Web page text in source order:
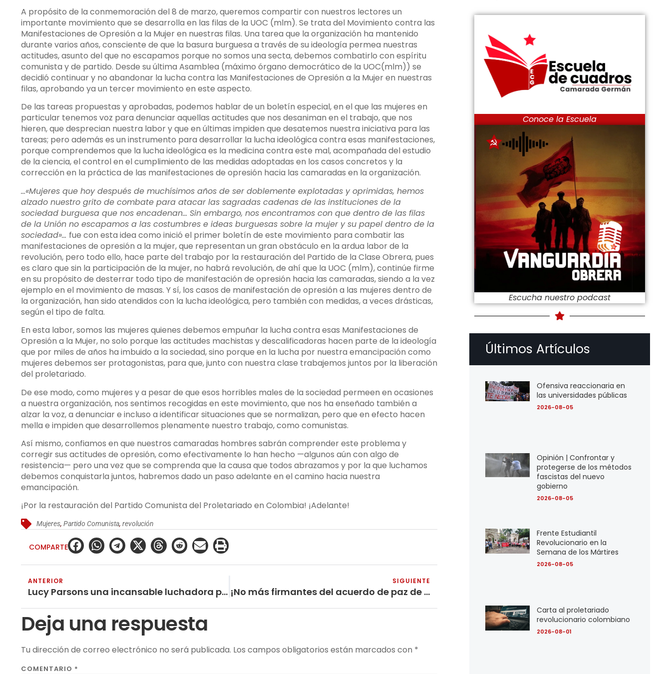
A propósito de la conmemoración del 8 de marzo, queremos compartir con nuestros lectores un
importante movimiento que se desarrolla en las filas de la UOC (mlm). Se trata del Movimiento contra las
Manifestaciones de Opresión a la Mujer en nuestras filas. Una tarea que la organización ha mantenido
durante varios años, consciente de que la basura burguesa a través de su ideología permea nuestras
actitudes, asunto del que no escapamos porque no somos una secta, debemos combatirlo con espíritu
comunista y de partido. Desde su última Asamblea (máximo órgano democrático de la UOC(mlm)) se
decidió continuar y no abandonar la lucha contra las Manifestaciones de Opresión a la Mujer en nuestras
filas, aprobando ya un tercer movimiento en este aspecto.
De las tareas propuestas y aprobadas, podemos hablar de un boletín especial, en el que las mujeres en
particular tenemos voz para denunciar aquellas actitudes que nos desaniman en el trabajo, que nos
hieren, que desprecian nuestra labor y que en últimas impiden que desatemos nuestra iniciativa para las
tareas; pero además es un instrumento para desarrollar la lucha ideológica contra esas manifestaciones,
porque comprendemos que la lucha ideológica es la medicina contra este mal, acompañada del estudio
de la ciencia, el control en el cumplimiento de las medidas adoptadas en los casos concretos y la
corrección en la práctica de las manifestaciones de opresión hacia las camaradas en la organización.
…«Mujeres que hoy después de muchísimos años de ser doblemente explotadas y oprimidas, hemos
alzado nuestro grito de combate para atacar las sagradas cadenas de las instituciones de la
sociedad burguesa que nos encadenan… Sin embargo, nos encontramos con que dentro de las filas
de la Unión no escapamos a las costumbres e ideas burguesas sobre la mujer y su papel dentro de la
sociedad»… fue con esta idea como inició el primer boletín de este movimiento para combatir las
manifestaciones de opresión a la mujer, que representan un gran obstáculo en la ardua labor de la
revolución, pero todo ello, hace parte del trabajo por la restauración del Partido de la Clase Obrera, pues
es claro que sin la participación de la mujer, no habrá revolución, de ahí que la UOC (mlm), continúe firme
en su propósito de desterrar todo tipo de manifestación de opresión hacia las camaradas, siendo a la vez
ejemplo en el movimiento de masas. Y sí, los casos de manifestación de opresión a las mujeres dentro de
la organización, han sido atendidos con la lucha ideológica, pero también con medidas, a veces drásticas,
según el tipo de falta.
En esta labor, somos las mujeres quienes debemos empuñar la lucha contra esas Manifestaciones de
Opresión a la Mujer, no solo porque las actitudes machistas y descalificadoras hacen parte de la ideología
que por miles de años ha imbuido a la sociedad, sino porque en la lucha por nuestra emancipación como
mujeres debemos ser protagonistas, para que, junto con nuestra clase trabajemos juntos por la liberación
del proletariado.
De ese modo, como mujeres y a pesar de que esos horribles males de la sociedad permeen en ocasiones
a nuestra organización, nos sentimos recogidas en este movimiento, que nos ha enseñado también a
alzar la voz, a denunciar e incluso a identificar situaciones que se normalizan, pero que en efecto hacen
mella e impiden que desarrollemos plenamente nuestro trabajo, como comunistas.
Así mismo, confiamos en que nuestros camaradas hombres sabrán comprender este problema y
corregir sus actitudes de opresión, como efectivamente lo han hecho —algunos aún con algo de
resistencia— pero una vez que se comprenda que la causa que todos abrazamos y por la que luchamos
debemos conquistarla juntos, habremos dado un paso adelante en el camino hacia nuestra
emancipación.
¡Por la restauración del Partido Comunista del Proletariado en Colombia! ¡Adelante!
Mujeres,Partido Comunista,revolución
COMPARTE
ANTERIOR
Lucy Parsons una incansable luchadora por los derechos de los trabajadores
SIGUIENTE
¡No más firmantes del acuerdo de paz de las ex FARC-EP asesinados!
Deja una respuesta
Tu dirección de correo electrónico no será publicada. Los campos obligatorios están marcados con *
COMENTARIO *
Conoce la Escuela
Escucha nuestro podcast
Últimos Artículos
Ofensiva reaccionaria en
las universidades públicas
2026-08-05
Opinión | Confrontar y
protegerse de los métodos
fascistas del nuevo
gobierno
2026-08-05
Frente Estudiantil
Revolucionario en la
Semana de los Mártires
2026-08-05
Carta al proletariado
revolucionario colombiano
2026-08-01